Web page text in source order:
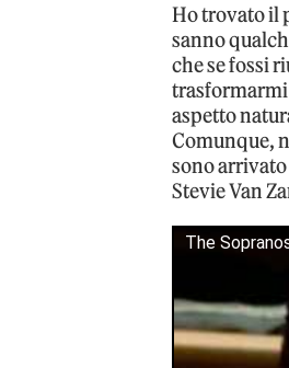
Ho trovato il
sanno
che se fossi
aspetto
Comunque,
sono arrivato
Stevie Van
The